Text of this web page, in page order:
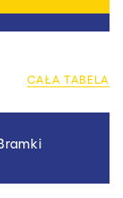
CAŁA TABELA